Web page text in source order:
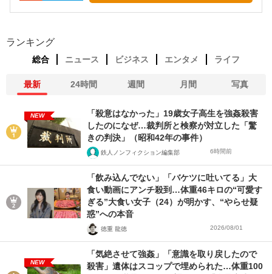
ランキング
総合 ニュース ビジネス エンタメ ライフ
最新 24時間 週間 月間 写真
NEW
「殺意はなかった」19歳女子高生を強姦殺害
したのになぜ…裁判所と検察が対立した「驚
きの判決」（昭和42年の事件）
鉄人ノンフィクション編集部 6時間前
「飲み込んでない」「バケツに吐いてる」大
食い動画にアンチ殺到…体重46キロの“可愛す
ぎる”大食い女子（24）が明かす、“やらせ疑
惑”への本音
徳重 龍徳 2026/08/01
NEW
「気絶させて強姦」「意識を取り戻したので
殺害」遺体はスコップで埋められた…体重100